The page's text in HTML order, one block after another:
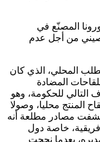
المصنّع في
من أجل عدم
المحلي، الذي كان
المضادة
التالي للحكومة، وهو
المنتج محليا، وصولا
كشفت مصادر مطلعة أنه
خاصة دول
بعدما نجحت